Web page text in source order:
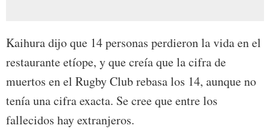
Kaihura dijo que 14 personas perdieron la vida en el
restaurante etíope, y que creía que la cifra de
muertos en el Rugby Club rebasa los 14, aunque no
tenía una cifra exacta. Se cree que entre los
fallecidos hay extranjeros.